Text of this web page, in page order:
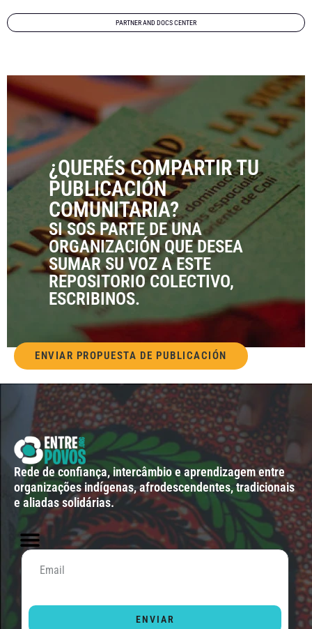
PARTNER AND DOCS CENTER
¿QUERÉS COMPARTIR TU
PUBLICACIÓN
COMUNITARIA?
SI SOS PARTE DE UNA
ORGANIZACIÓN QUE DESEA
SUMAR SU VOZ A ESTE
REPOSITORIO COLECTIVO,
ESCRIBINOS.
ENVIAR PROPUESTA DE PUBLICACIÓN
Rede de confiança, intercâmbio e aprendizagem entre
organizações indígenas, afrodescendentes, tradicionais
e aliadas solidárias.
ENVIAR